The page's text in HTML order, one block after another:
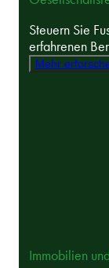
Steuern Sie
erfahrenen
Mehr
Immobilien